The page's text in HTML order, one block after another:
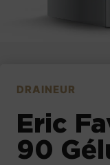
DRAINEUR
Eric
90